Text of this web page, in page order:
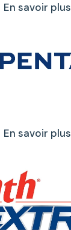
En savoir plus
En savoir plus